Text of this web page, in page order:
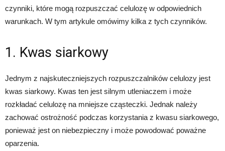
czynniki, które mogą rozpuszczać celulozę w odpowiednich
warunkach. W tym artykule omówimy kilka z tych czynników.
1. Kwas siarkowy
Jednym z najskuteczniejszych rozpuszczalników celulozy jest
kwas siarkowy. Kwas ten jest silnym utleniaczem i może
rozkładać celulozę na mniejsze cząsteczki. Jednak należy
zachować ostrożność podczas korzystania z kwasu siarkowego,
ponieważ jest on niebezpieczny i może powodować poważne
oparzenia.